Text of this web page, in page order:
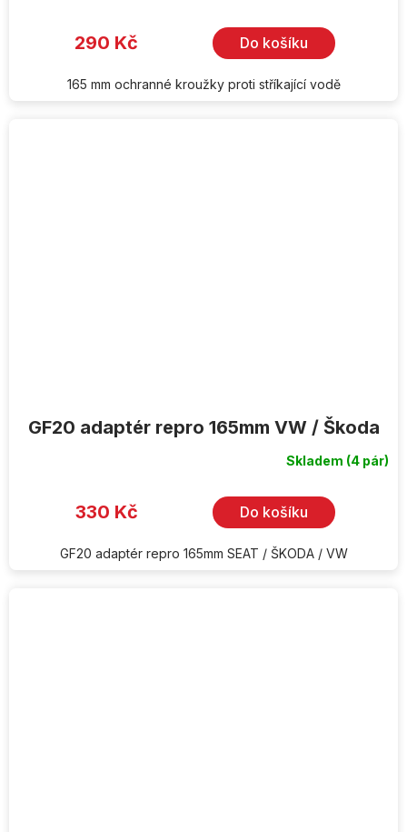
290 Kč Do košíku
165 mm ochranné kroužky proti stříkající vodě
GF20 adaptér repro 165mm VW / Škoda
Skladem (4 pár)
330 Kč Do košíku
GF20 adaptér repro 165mm SEAT / ŠKODA / VW